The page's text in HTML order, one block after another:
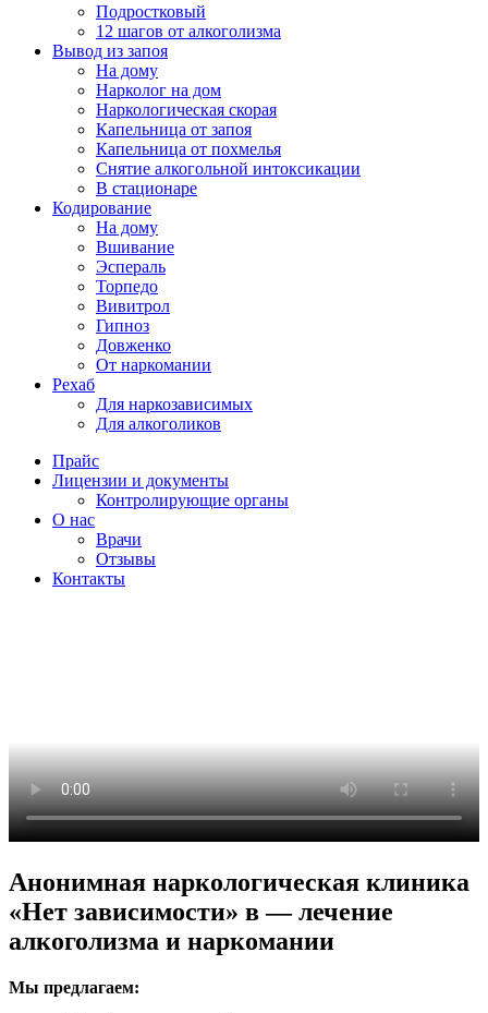
Подростковый
12 шагов от алкоголизма
Вывод из запоя
На дому
Нарколог на дом
Наркологическая скорая
Капельница от запоя
Капельница от похмелья
Снятие алкогольной интоксикации
В стационаре
Кодирование
На дому
Вшивание
Эспераль
Торпедо
Вивитрол
Гипноз
Довженко
От наркомании
Рехаб
Для наркозависимых
Для алкоголиков
Прайс
Лицензии и документы
Контролирующие органы
О нас
Врачи
Отзывы
Контакты
Анонимная наркологическая клиника
«Нет зависимости» в — лечение
алкоголизма и наркомании
Мы предлагаем: